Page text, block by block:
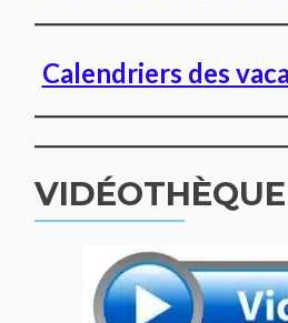
Calendriers des
VIDÉOTHÈQUE